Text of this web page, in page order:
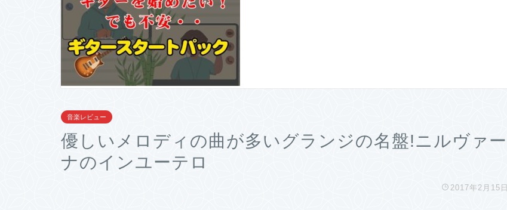
音楽レビュー
優しいメロディの曲が多いグランジの名盤!ニルヴァー
ナのインユーテロ
2017年2月15日